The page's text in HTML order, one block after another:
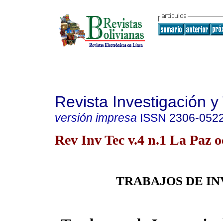
Revista Investigación
versión impresa ISSN 2306-
Rev Inv Tec v.4 n.1 La Paz
TRABAJOS DE